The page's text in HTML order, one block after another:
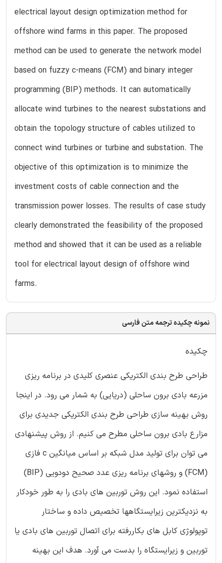
electrical layout design optimization method for
offshore wind farms in this paper. The proposed
method can be used to generate the network model
based on fuzzy c-means (FCM) and binary integer
programming (BIP) methods. It can automatically
allocate wind turbines to the nearest substations and
obtain the topology structure of cables utilized to
connect wind turbines or turbine and substation. The
objective of this optimization is to minimize the
investment costs of cable connection and the
transmission power losses. The results of case study
clearly demonstrated the feasibility of the proposed
method and showed that it can be used as a reliable
tool for electrical layout design of offshore wind
farms.
نمونه چکیده ترجمه متن فارسی
چکیده
طراحی طرح بندی الکتریکی عنصری کلیدی در برنامه ریزی
مزرعه بادی برون ساحلی (دریایی) به شمار می رود. در اینجا
روش بهینه سازی طراحی طرح بندی الکتریکی جدیدی برای
مزارع بادی برون ساحلی مطرح می کنیم. از روش پیشنهادی
می توان برای تولید مدل شبکه بر اساس میانگین c فازی
(FCM) و روشهای برنامه ریزی عدد صحیح دودویی (BIP)
استفاده نمود. این روش توربین های بادی را به طور خودکار
به نزدیکترین زیرایستگاهها تخصیص داده و ساختار
توپولوژی کابل های بکاررفته برای اتصال توربین های بادی یا
توربین و زیرایستگاه را بدست می آورد. هدف این بهینه